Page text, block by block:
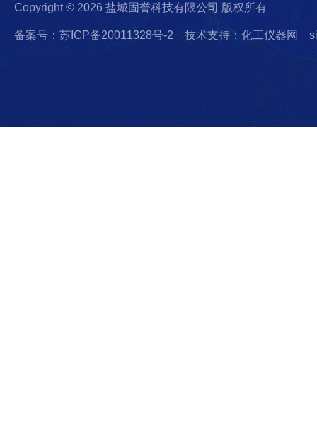
Copyright © 2026 盐城固誉科技有限公司 版权所有
备案号：苏ICP备20011328号-2 技术支持：化工仪器网